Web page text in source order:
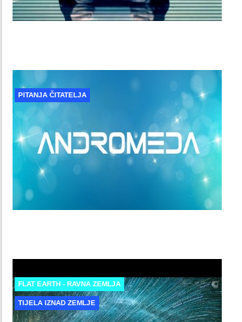
PITANJA ČITATELJA
FLAT EARTH - RAVNA ZEMLJA
TIJELA IZNAD ZEMLJE